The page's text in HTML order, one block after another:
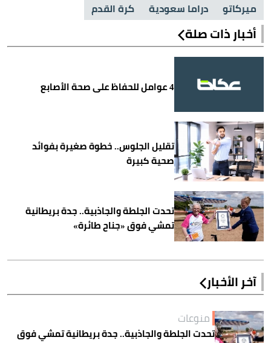
ميركاتو دراما سعودية كرة القدم
أخبار ذات صلة
4 عوامل للحفاظ على صحة الأصابع
تقليل الجلوس.. خطوة صغيرة بفوائد
صحية كبيرة
تحدت الجلطة والجاذبية.. جدة بريطانية
تمشي فوق «جناح طائرة»
آخر الأخبار
منوعات
تحدت الجلطة والجاذبية.. جدة بريطانية تمشي فوق